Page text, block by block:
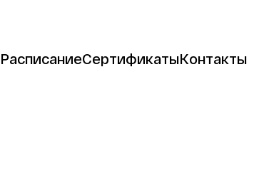
РасписаниеСертификатыКонтакты